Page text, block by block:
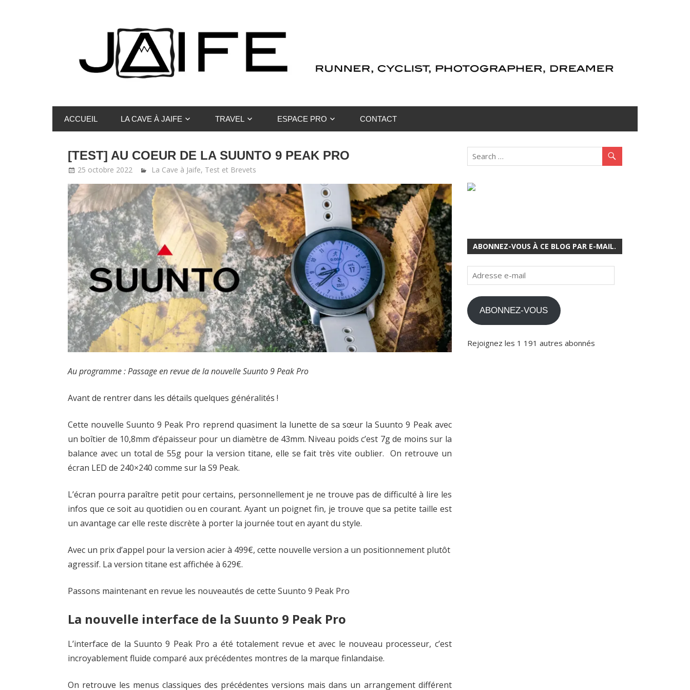
La
Cave
à
Jaife
sur
la
course
pied,
les
entraînements,
le
matériel
avec
des
test
et
analyses
de
brevets
!
Mais
aussi
photographies
mes
ou
de
courses
..
surtout,
beaucoup
de
ACCUEIL LA CAVE À JAIFE TRAVEL ESPACE PRO CONTACT
[TEST] AU COEUR DE LA SUUNTO 9 PEAK PRO
25 octobre 2022 jaife
La Cave à Jaife, Test et Brevets
Au programme : Passage en revue de la nouvelle Suunto 9 Peak Pro
Avant de rentrer dans les détails quelques généralités !
Cette nouvelle Suunto 9 Peak Pro reprend quasiment la lunette de sa sœur la Suunto 9 Peak avec
un boîtier de 10,8mm d’épaisseur pour un diamètre de 43mm. Niveau poids c’est 7g de moins sur la
balance avec un total de 55g pour la version titane, elle se fait très vite oublier. On retrouve un
écran LED de 240×240 comme sur la S9 Peak.
L’écran pourra paraître petit pour certains, personnellement je ne trouve pas de difficulté à lire les
infos que ce soit au quotidien ou en courant. Ayant un poignet fin, je trouve que sa petite taille est
un avantage car elle reste discrète à porter la journée tout en ayant du style.
Avec un prix d’appel pour la version acier à 499€, cette nouvelle version a un positionnement plutôt
agressif. La version titane est affichée à 629€.
Passons maintenant en revue les nouveautés de cette Suunto 9 Peak Pro
La nouvelle interface de la Suunto 9 Peak Pro
L’interface de la Suunto 9 Peak Pro a été totalement revue et avec le nouveau processeur, c’est
incroyablement fluide comparé aux précédentes montres de la marque finlandaise.
On retrouve les menus classiques des précédentes versions mais dans un arrangement différent
ABONNEZ-VOUS À CE BLOG PAR E-MAIL.
Adresse
e-
mail
ABONNEZ-VOUS
Rejoignez les 1 191 autres abonnés